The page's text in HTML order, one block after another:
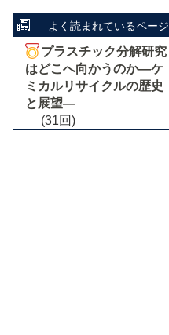
よく読まれているページ
プラスチック分解研究
はどこへ向かうのか―ケ
ミカルリサイクルの歴史
と展望―
(31回)